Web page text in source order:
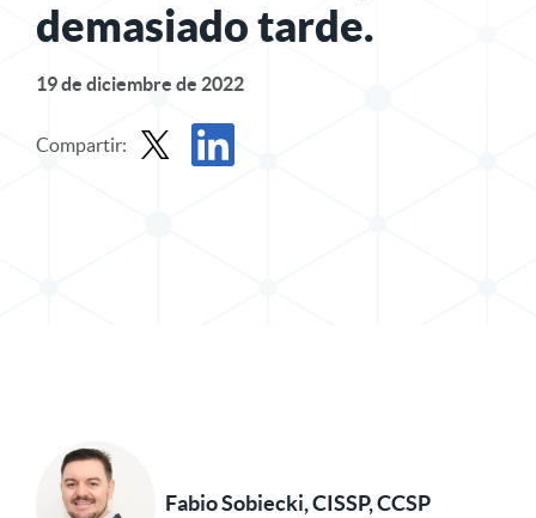
demasiado tarde.
19 de diciembre de 2022
Compartir:
Fabio Sobiecki, CISSP, CCSP